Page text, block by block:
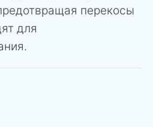
перекосы
для